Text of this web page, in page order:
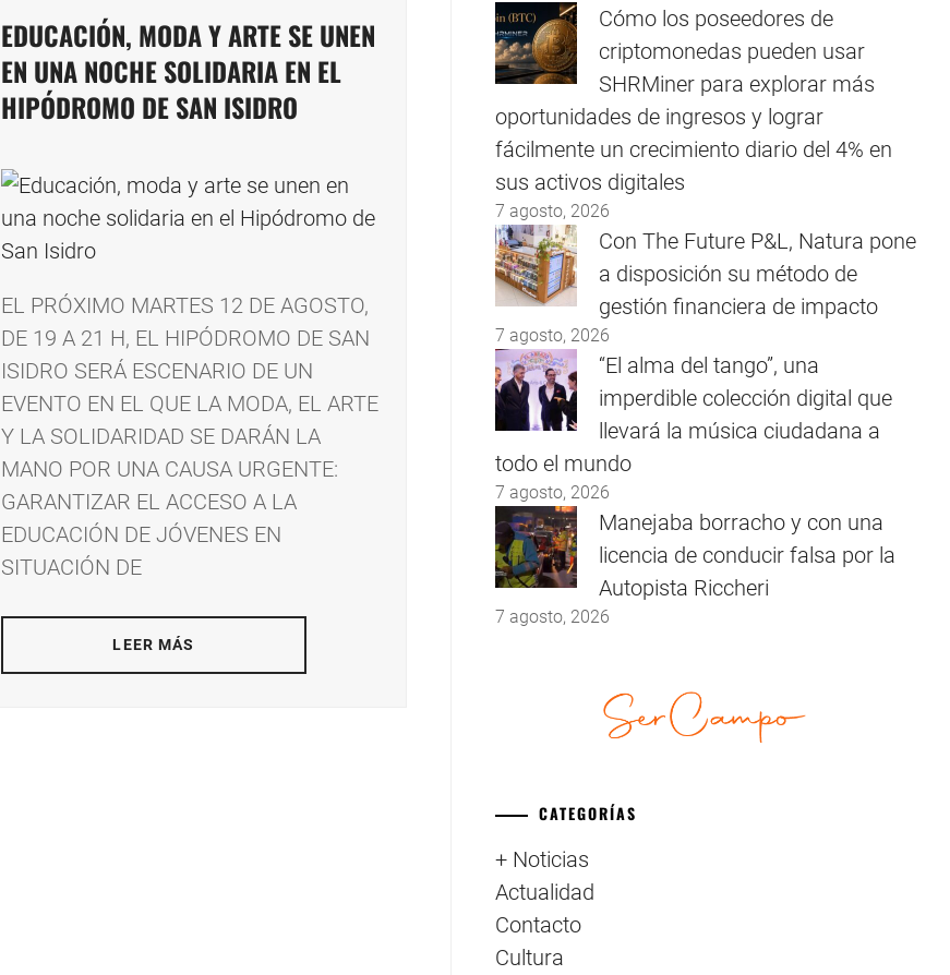
EDUCACIÓN, MODA Y ARTE SE UNEN
EN UNA NOCHE SOLIDARIA EN EL
HIPÓDROMO DE SAN ISIDRO
EL PRÓXIMO MARTES 12 DE AGOSTO,
DE 19 A 21 H, EL HIPÓDROMO DE SAN
ISIDRO SERÁ ESCENARIO DE UN
EVENTO EN EL QUE LA MODA, EL ARTE
Y LA SOLIDARIDAD SE DARÁN LA
MANO POR UNA CAUSA URGENTE:
GARANTIZAR EL ACCESO A LA
EDUCACIÓN DE JÓVENES EN
SITUACIÓN DE
LEER MÁS
Cómo los poseedores de
criptomonedas pueden usar
SHRMiner para explorar más
oportunidades de ingresos y lograr
fácilmente un crecimiento diario del 4% en
sus activos digitales
7 agosto, 2026
Con The Future P&L, Natura pone
a disposición su método de
gestión financiera de impacto
7 agosto, 2026
“El alma del tango”, una
imperdible colección digital que
llevará la música ciudadana a
todo el mundo
7 agosto, 2026
Manejaba borracho y con una
licencia de conducir falsa por la
Autopista Riccheri
7 agosto, 2026
CATEGORÍAS
+ Noticias
Actualidad
Contacto
Cultura